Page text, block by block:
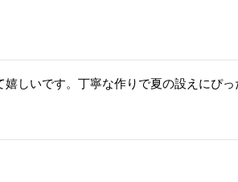
しいです。丁寧な作りで夏の設えにぴ